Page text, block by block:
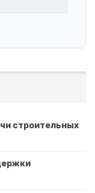
строительных